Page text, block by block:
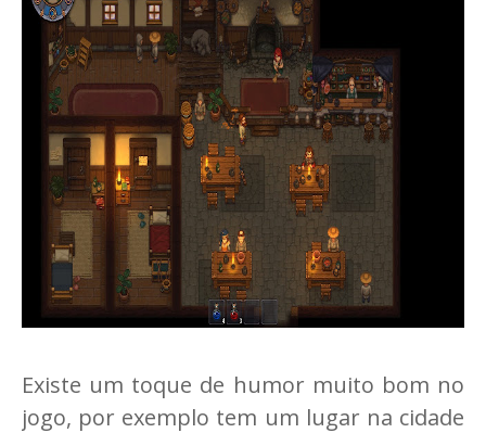
Existe um toque de humor muito bom no
jogo, por exemplo tem um lugar na cidade